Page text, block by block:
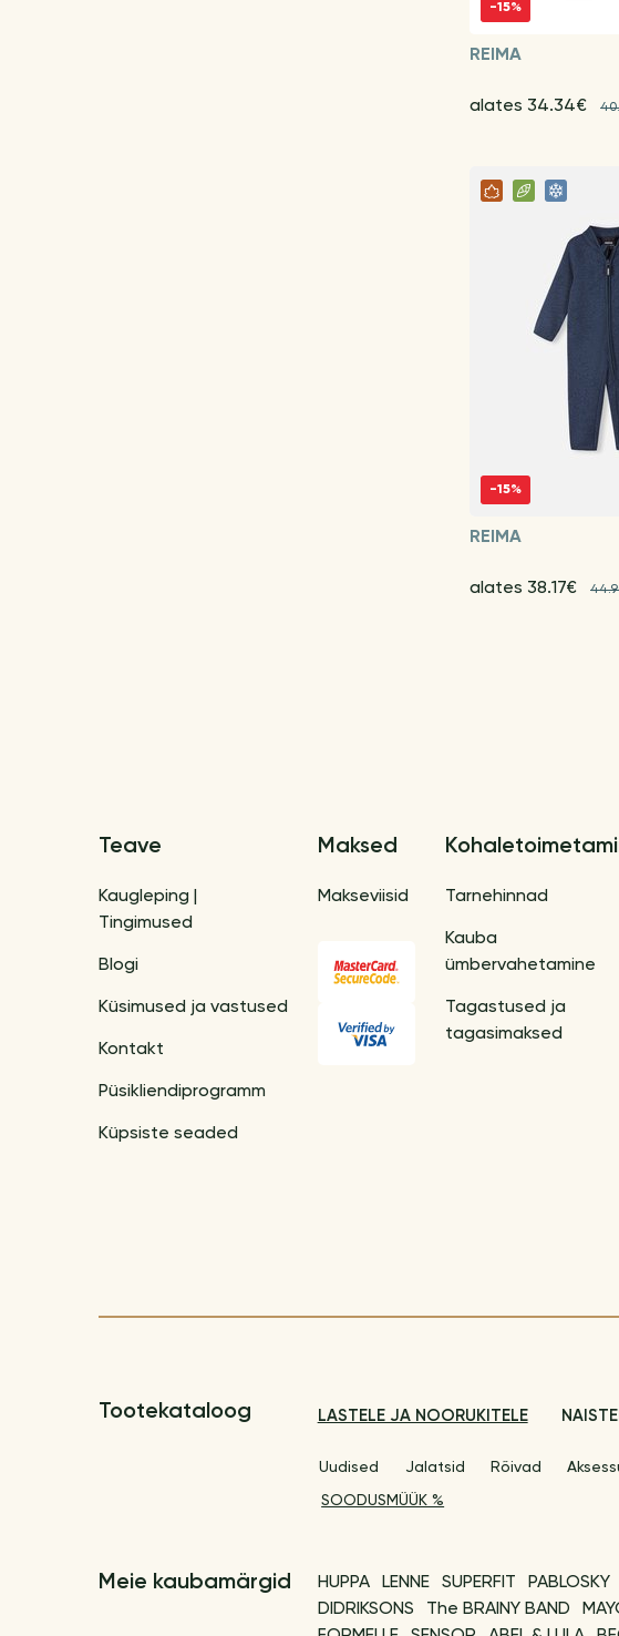
-15%
REIMA
alates 34.34€
-15%
REIMA
alates 38.17€
Teave
Kaugleping |
Tingimused
Blogi
Küsimused ja vastused
Kontakt
Püsikliendiprogramm
Küpsiste seaded
Maksed
Makseviisid Tarnehinnad
Kauba
ümbervahetamine
Tagastused ja
tagasimaksed
Tootekataloog LASTELE JA NOORUKITELE
Uudised Jalatsid Rõivad
SOODUSMÜÜK %
Meie kaubamärgid HUPPA LENNE SUPERFIT PABLOSKY
DIDRIKSONS
The BRAINY BAND